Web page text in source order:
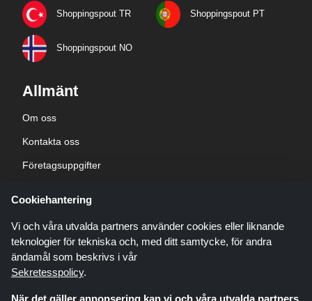
Shoppingspout TR Shoppingspout PT
Shoppingspout NO
Allmänt
Om oss
Kontakta oss
Företagsuppgifter
Cookiehantering
Vi och våra utvalda partners använder cookies eller liknande
teknologier för tekniska och, med ditt samtycke, för andra
ändamål som beskrivs i vår
Sekretesspolicy.
När det gäller annonsering kan vi och våra utvalda partners